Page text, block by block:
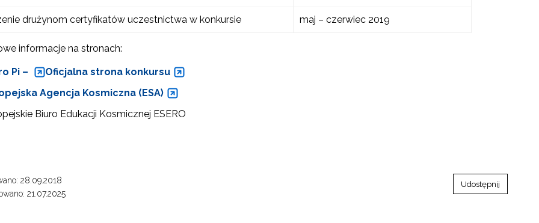
drużynom certyfikatów uczestnictwa w konkursie maj – czerwiec 2019
informacje na stronach:
Pi –
Oficjalna strona konkursu
Agencja Kosmiczna (ESA)
Biuro Edukacji Kosmicznej ESERO
28.09.2018
21.07.2025
Udostępnij
ORE